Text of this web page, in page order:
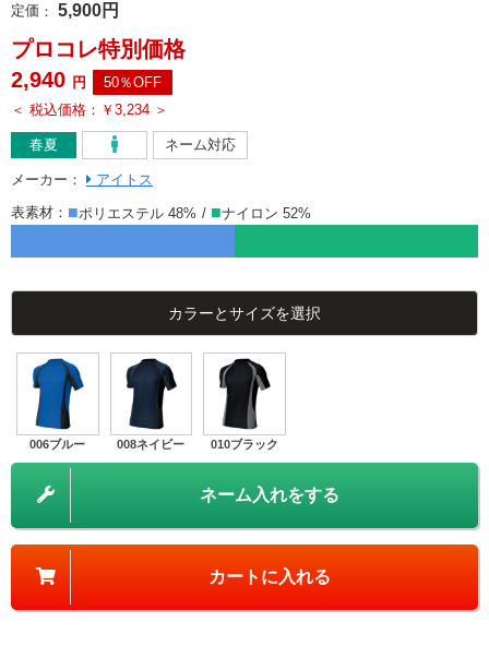
定価 ： 5,900円
プロコレ特別価格
2,940 円
50％OFF
＜ 税込価格：￥3,234 ＞
春夏 ネーム対応
メーカー ：
アイトス
表素材：
ポリエステル 48% ナイロン 52%
カラーとサイズを選択
006ブルー 008ネイビー 010ブラック
ネーム入れをする
カートに入れる